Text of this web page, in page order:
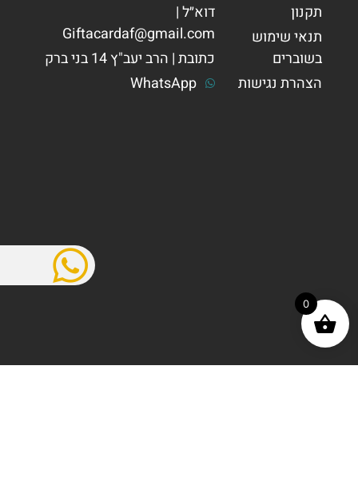
תקנון
תנאי שימוש
בשוברים
הצהרת נגישות
דוא״ל |
Giftacardaf@gmail.com
כתובת | הרב יעב"ץ 14 בני ברק
WhatsApp
0